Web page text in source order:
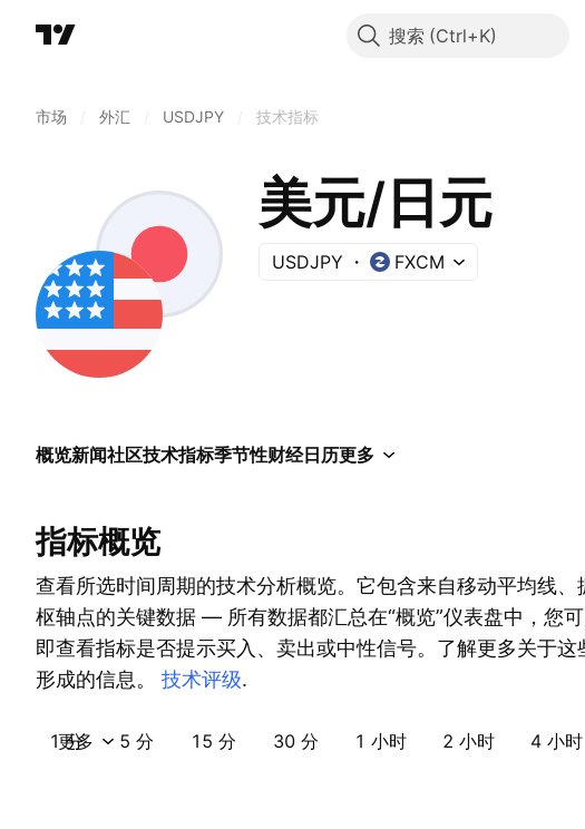
搜索
市场 外汇 USDJPY 技术指标
美元/日元
USDJPY FXCM
概览新闻社区技术指标季节性财经日历更多
指标概览
查看所选时间周期的技术分析概览。它包含来自移动平均线、
枢轴点的关键数据 — 所有数据都汇总在“概览”仪表盘中，您
即查看指标是否提示买入、卖出或中性信号。了解更多关于这
形成的信息。 技术评级.
1 分 5 分 15 分 30 分 1 小时 2 小时 4 小时
更多